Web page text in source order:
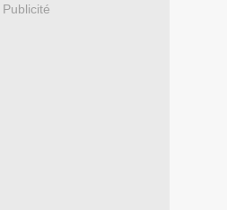
Publicité